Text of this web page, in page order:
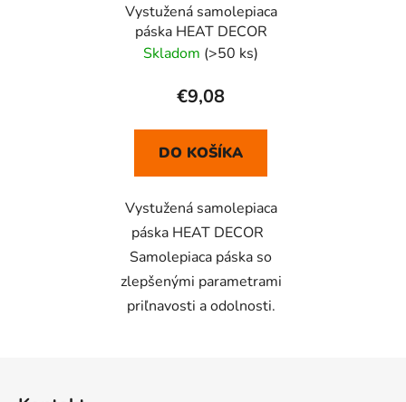
Vystužená samolepiaca
páska HEAT DECOR
Skladom (>50 ks)
€9,08
DO KOŠÍKA
Vystužená samolepiaca
páska HEAT DECOR
Samolepiaca páska so
zlepšenými parametrami
priľnavosti a odolnosti.